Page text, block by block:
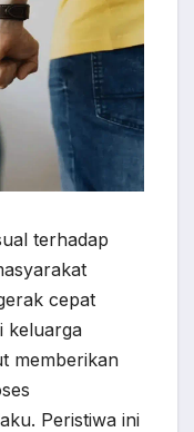
terhadap
cepat
keluarga
memberikan
Peristiwa ini